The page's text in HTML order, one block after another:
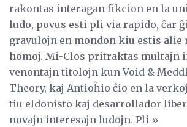
rakontas interagan fikcion en la
ludo, povus esti pli via rapido, ĉar
gravulojn en mondon kiu estis alie
homoj. Mi-Clos pritraktas multajn
venontajn titolojn kun Void &
Theory, kaj Antioĥio ĉio en la
tiu eldonisto kaj desarrollador
novajn interesajn ludojn. Pli »